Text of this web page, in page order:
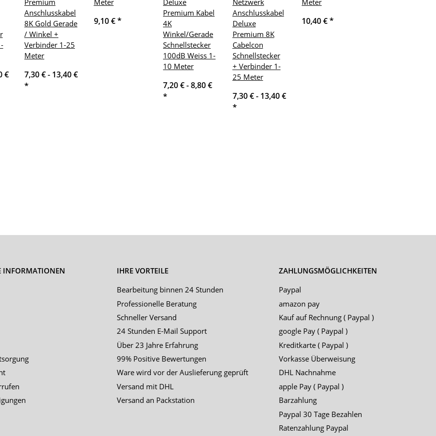
€
Premium
Anschlusskabel
8K Gold Gerade
/ Winkel +
Verbinder 1-25
Meter
7,30 € - 13,40 €
*
Meter
9,10 €*
Deluxe
Premium Kabel
4K
Winkel/Gerade
Schnellstecker
100dB Weiss 1-
10 Meter
7,20 € -8,80 €
*
Netzwerk
Anschlusskabel
Deluxe
Premium 8K
Cabelcon
Schnellstecker
+ Verbinder 1-
25 Meter
7,30 € - 13,40 €
*
Meter
10,40 €*
INFORMATIONEN
IHRE VORTEILE
Bearbeitung binnen 24 Stunden
Professionelle Beratung
Schneller Versand
24 Stunden E-Mail Support
Über 23 Jahre Erfahrung
99% Positive Bewertungen
Ware wird vor der Auslieferung geprüft
Versand mit DHL
Versand an Packstation
ZAHLUNGSMÖGLICHKEITEN
Paypal
amazon pay
Kauf auf Rechnung ( Paypal )
google Pay ( Paypal )
Kreditkarte ( Paypal )
Vorkasse Überweisung
DHL Nachnahme
apple Pay ( Paypal )
Barzahlung
Paypal 30 Tage Bezahlen
Ratenzahlung Paypal